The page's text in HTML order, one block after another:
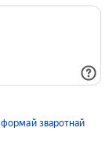
формай зваротнай